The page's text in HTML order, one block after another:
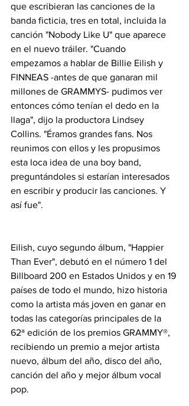
que escribieran las canciones de la
banda ficticia, tres en total, incluida la
canción "Nobody Like U" que aparece
en el nuevo tráiler. "Cuando
empezamos a hablar de Billie Eilish y
FINNEAS -antes de que ganaran mil
millones de GRAMMYS- pudimos ver
entonces cómo tenían el dedo en la
llaga", dijo la productora Lindsey
Collins. "Éramos grandes fans. Nos
reunimos con ellos y les propusimos
esta loca idea de una boy band,
preguntándoles si estarían interesados
en escribir y producir las canciones. Y
así fue".
Eilish, cuyo segundo álbum, "Happier
Than Ever", debutó en el número 1 del
Billboard 200 en Estados Unidos y en 19
países de todo el mundo, hizo historia
como la artista más joven en ganar en
todas las categorías principales de la
62ª edición de los premios GRAMMY®,
recibiendo un premio a mejor artista
nuevo, álbum del año, disco del año,
canción del año y mejor álbum vocal
pop.